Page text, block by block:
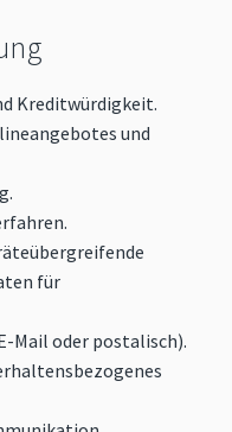
Kreditwürdigkeit.
und
für
Mail oder postalisch).